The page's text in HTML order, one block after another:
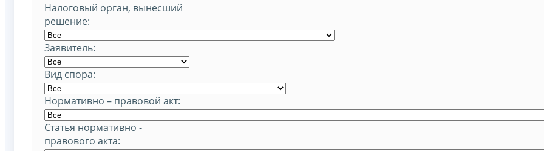
Налоговый орган, вынесший
решение:
Заявитель:
Вид спора:
Нормативно – правовой акт:
Статья нормативно -
правового акта: